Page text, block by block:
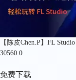
【陈皮Chen.P】FL
30560 0
免费下载